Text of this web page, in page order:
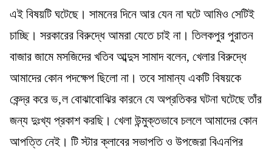
এই বিষয়টি ঘটেছে। সামনের দিনে আর যেন না ঘটে আমিও সেটিই
চাচ্ছি। সরকারের বিরুদ্ধে আমরা যেতে চাই না। তিলকপুর পুরাতন
বাজার জামে মসজিদের খতিব আব্দুস সামাদ বলেন, খেলার বিরুদ্ধে
আমাদের কোন পদক্ষেপ ছিলো না। তবে সামান্য একটি বিষয়কে
কেন্দ্র করে ভ‚ল বোঝাবোঝির কারনে যে অপ্রতিকর ঘটনা ঘটেছে তাঁর
জন্য দুঃখ্য প্রকাশ করছি। খেলা উন্মুক্তভাবে চললে আমাদের কোন
আপত্তি নেই। টি স্টার ক্লাবের সভাপতি ও উপজেরা বিএনপির